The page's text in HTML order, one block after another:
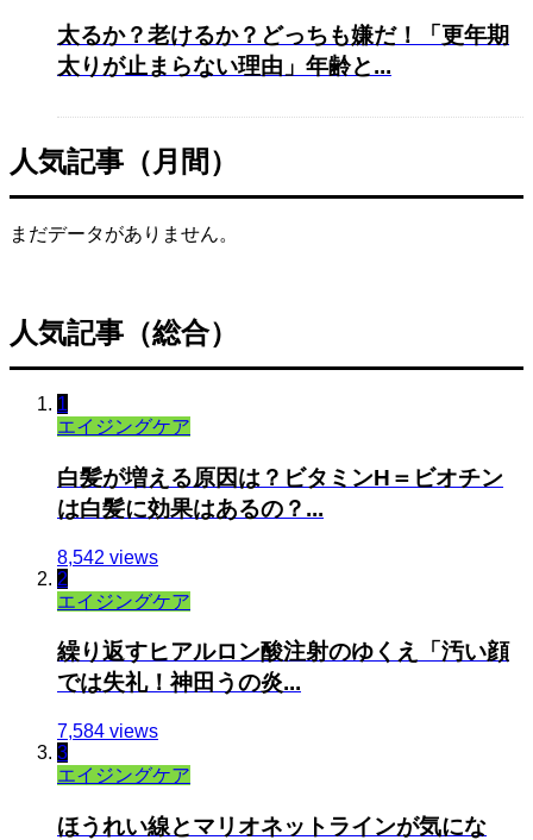
太るか？老けるか？どっちも嫌だ！「更年期
太りが止まらない理由」年齢と...
人気記事（月間）
まだデータがありません。
人気記事（総合）
1
エイジングケア
白髪が増える原因は？ビタミンH＝ビオチン
は白髪に効果はあるの？...
8,542 views
2
エイジングケア
繰り返すヒアルロン酸注射のゆくえ「汚い顔
では失礼！神田うの炎...
7,584 views
3
エイジングケア
ほうれい線とマリオネットラインが気にな